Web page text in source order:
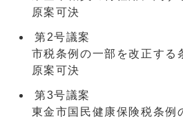
原案可決
第2号議案
市税条例の一部を改正する
原案可決
第3号議案
東金市国民健康保険税条例